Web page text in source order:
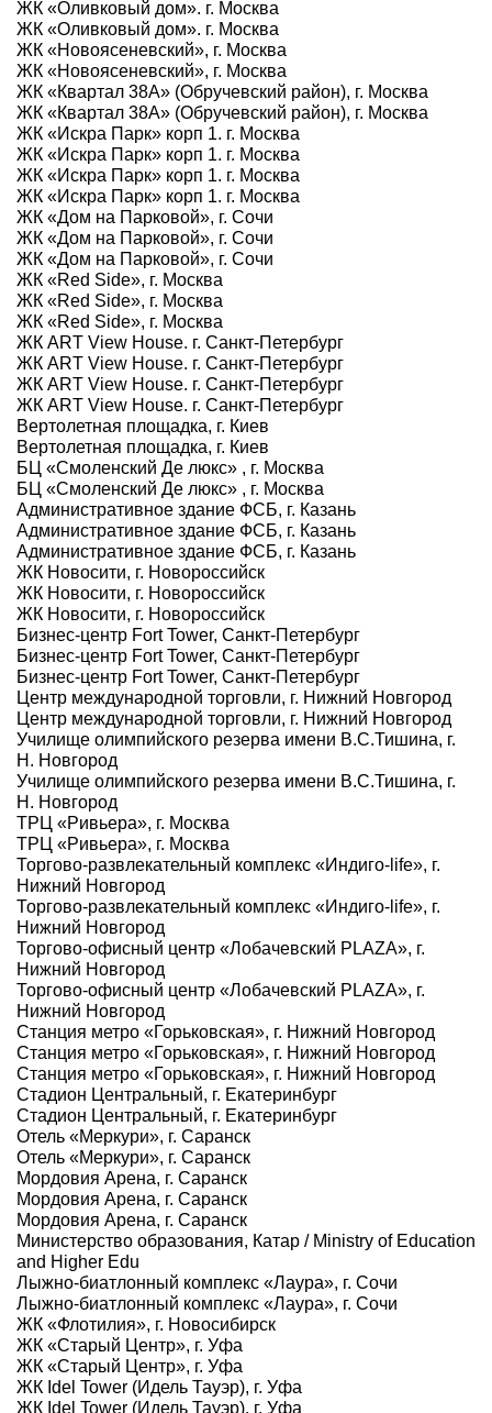
ЖК «Оливковый дом». г. Москва
ЖК «Оливковый дом». г. Москва
ЖК «Новоясеневский», г. Москва
ЖК «Новоясеневский», г. Москва
ЖК «Квартал 38А» (Обручевский район), г. Москва
ЖК «Квартал 38А» (Обручевский район), г. Москва
ЖК «Искра Парк» корп 1. г. Москва
ЖК «Искра Парк» корп 1. г. Москва
ЖК «Искра Парк» корп 1. г. Москва
ЖК «Искра Парк» корп 1. г. Москва
ЖК «Дом на Парковой», г. Сочи
ЖК «Дом на Парковой», г. Сочи
ЖК «Дом на Парковой», г. Сочи
ЖК «Red Side», г. Москва
ЖК «Red Side», г. Москва
ЖК «Red Side», г. Москва
ЖК ART View House. г. Санкт-Петербург
ЖК ART View House. г. Санкт-Петербург
ЖК ART View House. г. Санкт-Петербург
ЖК ART View House. г. Санкт-Петербург
Вертолетная площадка, г. Киев
Вертолетная площадка, г. Киев
БЦ «Смоленский Де люкс» , г. Москва
БЦ «Смоленский Де люкс» , г. Москва
Административное здание ФСБ, г. Казань
Административное здание ФСБ, г. Казань
Административное здание ФСБ, г. Казань
ЖК Новосити, г. Новороссийск
ЖК Новосити, г. Новороссийск
ЖК Новосити, г. Новороссийск
Бизнес-центр Fort Tower, Санкт-Петербург
Бизнес-центр Fort Tower, Санкт-Петербург
Бизнес-центр Fort Tower, Санкт-Петербург
Центр международной торговли, г. Нижний Новгород
Центр международной торговли, г. Нижний Новгород
Училище олимпийского резерва имени В.С.Тишина, г.
Н. Новгород
Училище олимпийского резерва имени В.С.Тишина, г.
Н. Новгород
ТРЦ «Ривьера», г. Москва
ТРЦ «Ривьера», г. Москва
Торгово-развлекательный комплекс «Индиго-life», г.
Нижний Новгород
Торгово-развлекательный комплекс «Индиго-life», г.
Нижний Новгород
Торгово-офисный центр «Лобачевский PLAZA», г.
Нижний Новгород
Торгово-офисный центр «Лобачевский PLAZA», г.
Нижний Новгород
Станция метро «Горьковская», г. Нижний Новгород
Станция метро «Горьковская», г. Нижний Новгород
Станция метро «Горьковская», г. Нижний Новгород
Стадион Центральный, г. Екатеринбург
Стадион Центральный, г. Екатеринбург
Отель «Меркури», г. Саранск
Отель «Меркури», г. Саранск
Мордовия Арена, г. Саранск
Мордовия Арена, г. Саранск
Мордовия Арена, г. Саранск
Министерство образования, Катар / Ministry of Education
and Higher Edu
Лыжно-биатлонный комплекс «Лаура», г. Сочи
Лыжно-биатлонный комплекс «Лаура», г. Сочи
ЖК «Флотилия», г. Новосибирск
ЖК «Старый Центр», г. Уфа
ЖК «Старый Центр», г. Уфа
ЖК Idel Tower (Идель Тауэр), г. Уфа
ЖК Idel Tower (Идель Тауэр), г. Уфа